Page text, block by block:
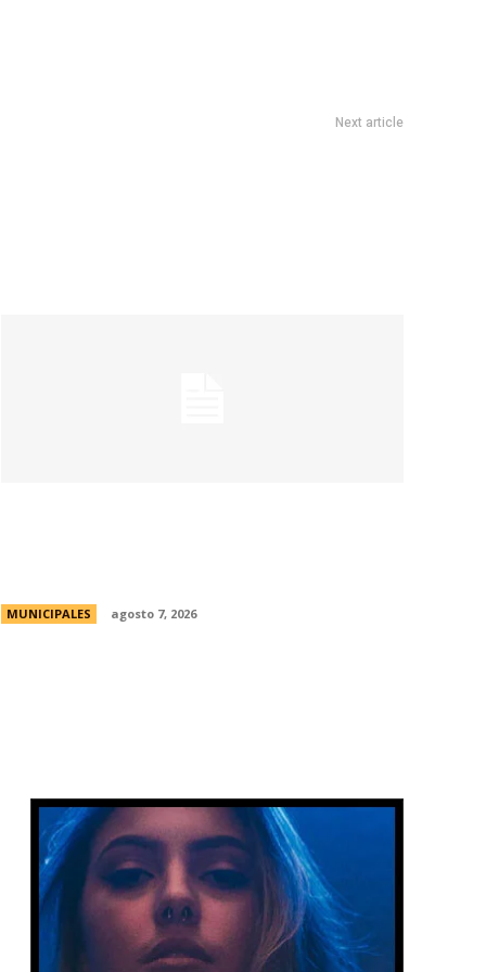
Next article
MUNICIPALES agosto 7, 2026